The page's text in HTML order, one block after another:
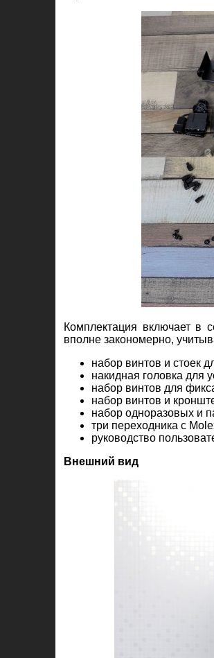
Комплектация включает в
вполне закономерно,
набор винтов и стоек
накидная головка для
набор винтов для
набор винтов и
набор одноразовых и
три переходника с
руководство
Внешний вид